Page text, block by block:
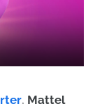
, Mattel